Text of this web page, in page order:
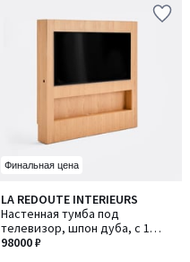
Финальная цена
LA REDOUTE INTERIEURS
Настенная тумба под
телевизор, шпон дуба, с 1
нишей, LASTER / ЛАСТЕР
98000 ₽
3,8
/ 5